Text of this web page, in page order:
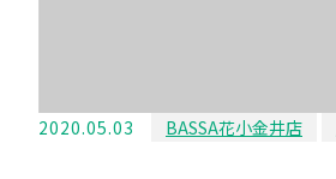
2020.05.03 BASSA花小金井店